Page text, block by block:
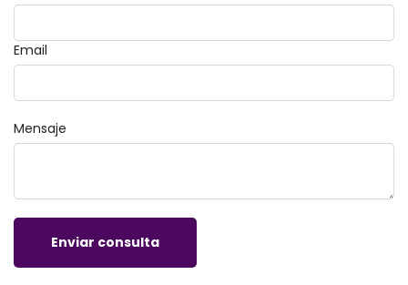
Email
Mensaje
Enviar consulta